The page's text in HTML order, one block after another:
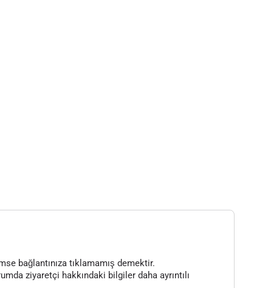
bağlantınıza tıklamamış demektir.
ziyaretçi hakkındaki bilgiler daha ayrıntılı